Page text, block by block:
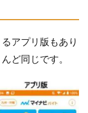
アプリ版もあり
ど同じです。